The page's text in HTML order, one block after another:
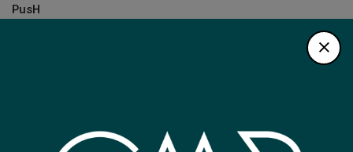
PusH
SUGERIDOS PARA TI